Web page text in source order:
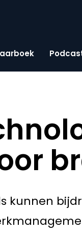
kunnen